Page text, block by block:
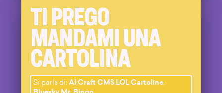
TI PREGO
MANDAMI UNA
CARTOLINA
Si parla di: AI ,Craft CMS,LOL,Cartoline,